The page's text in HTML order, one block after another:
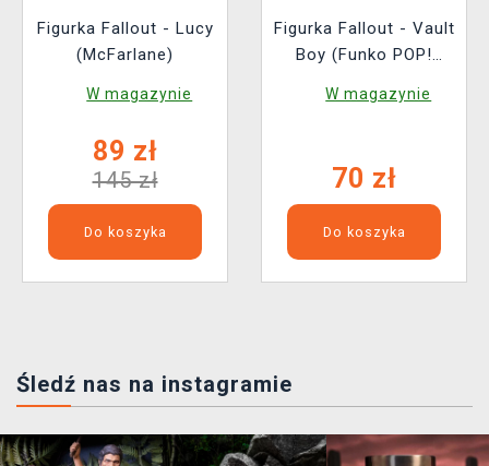
Figurka Fallout - Lucy
(McFarlane)
W magazynie
89 zł
145 zł
Do koszyka
Figurka Fallout - Vault
Boy (Funko POP!
W magazynie
70 zł
Do koszyka
Śledź nas na instagramie